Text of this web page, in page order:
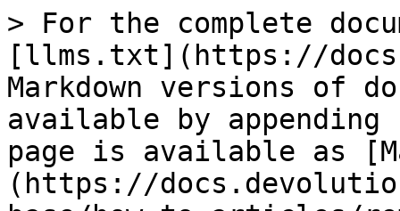
> For the complete
[llms.txt](https://
Markdown versions of
available by
page is available as
(https://